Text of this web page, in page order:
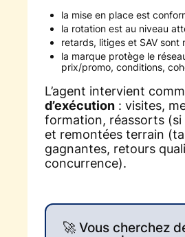
la mise en place est
la rotation est au niveau
retards, litiges et SAV sont
la marque protège le
prix/promo, conditions,
L’agent intervient
d’exécution : visites,
formation, réassorts (si
et remontées terrain
gagnantes, retours
concurrence).
🚀 Vous cherchez